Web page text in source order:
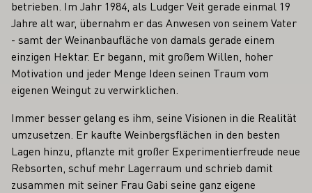
betrieben. Im Jahr 1984, als Ludger Veit gerade einmal 19
Jahre alt war, übernahm er das Anwesen von seinem Vater
- samt der Weinanbaufläche von damals gerade einem
einzigen Hektar. Er begann, mit großem Willen, hoher
Motivation und jeder Menge Ideen seinen Traum vom
eigenen Weingut zu verwirklichen.
Immer besser gelang es ihm, seine Visionen in die Realität
umzusetzen. Er kaufte Weinbergsflächen in den besten
Lagen hinzu, pflanzte mit großer Experimentierfreude neue
Rebsorten, schuf mehr Lagerraum und schrieb damit
zusammen mit seiner Frau Gabi seine ganz eigene